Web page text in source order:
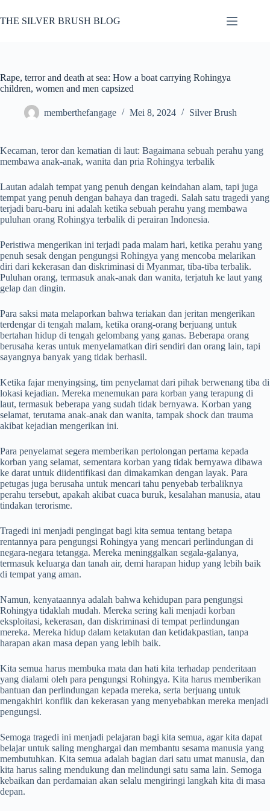
to
content
THE SILVER BRUSH BLOG
Rape, terror and death at sea: How a boat carrying Rohingya
children, women and men capsized
memberthefangage Mei 8, 2024 Silver Brush
Kecaman, teror dan kematian di laut: Bagaimana sebuah perahu yang
membawa anak-anak, wanita dan pria Rohingya terbalik
Lautan adalah tempat yang penuh dengan keindahan alam, tapi juga
tempat yang penuh dengan bahaya dan tragedi. Salah satu tragedi yang
terjadi baru-baru ini adalah ketika sebuah perahu yang membawa
puluhan orang Rohingya terbalik di perairan Indonesia.
Peristiwa mengerikan ini terjadi pada malam hari, ketika perahu yang
penuh sesak dengan pengungsi Rohingya yang mencoba melarikan
diri dari kekerasan dan diskriminasi di Myanmar, tiba-tiba terbalik.
Puluhan orang, termasuk anak-anak dan wanita, terjatuh ke laut yang
gelap dan dingin.
Para saksi mata melaporkan bahwa teriakan dan jeritan mengerikan
terdengar di tengah malam, ketika orang-orang berjuang untuk
bertahan hidup di tengah gelombang yang ganas. Beberapa orang
berusaha keras untuk menyelamatkan diri sendiri dan orang lain, tapi
sayangnya banyak yang tidak berhasil.
Ketika fajar menyingsing, tim penyelamat dari pihak berwenang tiba di
lokasi kejadian. Mereka menemukan para korban yang terapung di
laut, termasuk beberapa yang sudah tidak bernyawa. Korban yang
selamat, terutama anak-anak dan wanita, tampak shock dan trauma
akibat kejadian mengerikan ini.
Para penyelamat segera memberikan pertolongan pertama kepada
korban yang selamat, sementara korban yang tidak bernyawa dibawa
ke darat untuk diidentifikasi dan dimakamkan dengan layak. Para
petugas juga berusaha untuk mencari tahu penyebab terbaliknya
perahu tersebut, apakah akibat cuaca buruk, kesalahan manusia, atau
tindakan terorisme.
Tragedi ini menjadi pengingat bagi kita semua tentang betapa
rentannya para pengungsi Rohingya yang mencari perlindungan di
negara-negara tetangga. Mereka meninggalkan segala-galanya,
termasuk keluarga dan tanah air, demi harapan hidup yang lebih baik
di tempat yang aman.
Namun, kenyataannya adalah bahwa kehidupan para pengungsi
Rohingya tidaklah mudah. Mereka sering kali menjadi korban
eksploitasi, kekerasan, dan diskriminasi di tempat perlindungan
mereka. Mereka hidup dalam ketakutan dan ketidakpastian, tanpa
harapan akan masa depan yang lebih baik.
Kita semua harus membuka mata dan hati kita terhadap penderitaan
yang dialami oleh para pengungsi Rohingya. Kita harus memberikan
bantuan dan perlindungan kepada mereka, serta berjuang untuk
mengakhiri konflik dan kekerasan yang menyebabkan mereka menjadi
pengungsi.
Semoga tragedi ini menjadi pelajaran bagi kita semua, agar kita dapat
belajar untuk saling menghargai dan membantu sesama manusia yang
membutuhkan. Kita semua adalah bagian dari satu umat manusia, dan
kita harus saling mendukung dan melindungi satu sama lain. Semoga
kebaikan dan perdamaian akan selalu mengiringi langkah kita di masa
depan.